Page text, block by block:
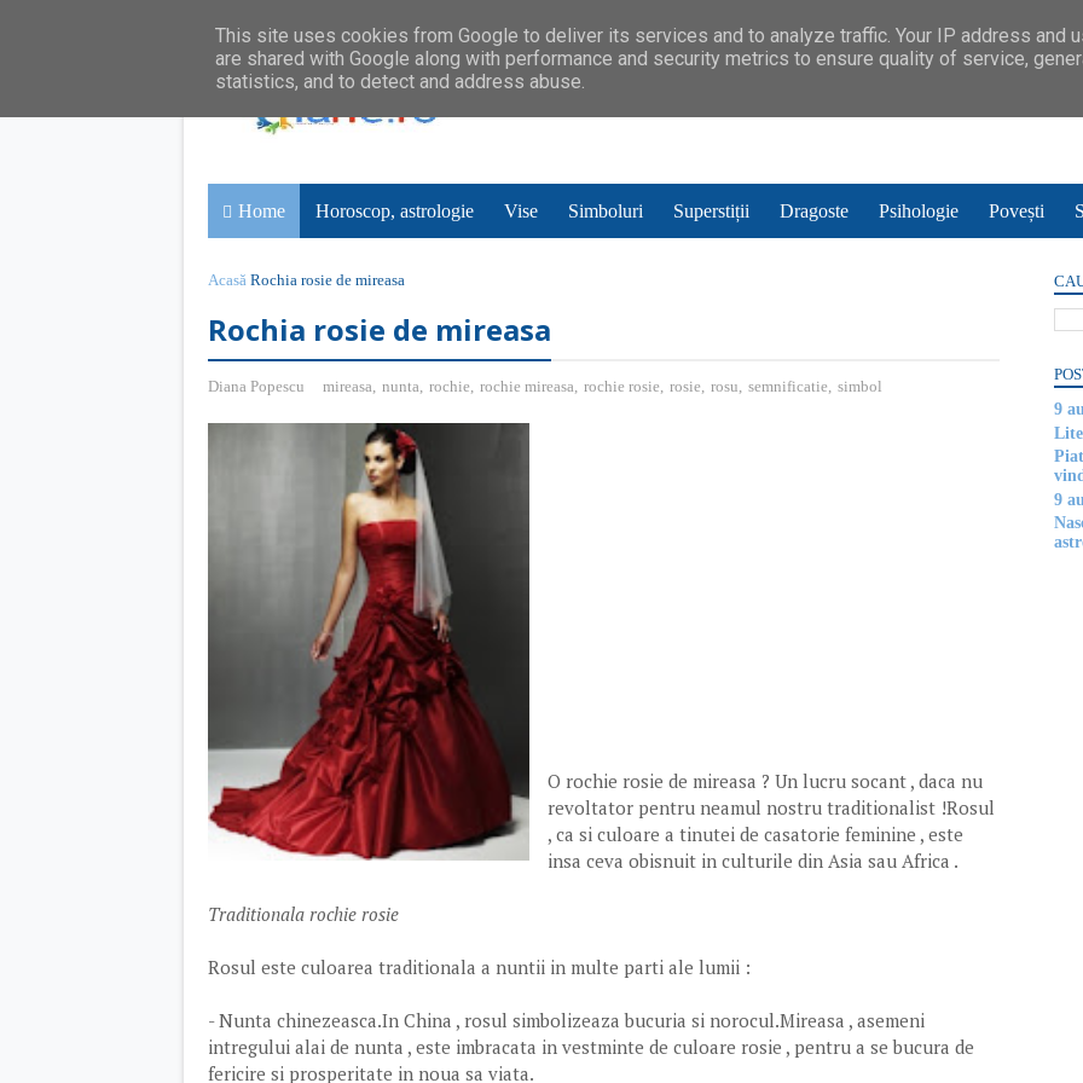
Home Horoscop, astrologie Vise Simboluri Superstiții Dragoste Psihologie Povești
Acasă Rochia rosie de mireasa
Rochia rosie de mireasa
Diana Popescu mireasa, nunta, rochie, rochie mireasa, rochie rosie, rosie, rosu, semnificatie, simbol
O rochie rosie de mireasa ? Un lucru socant , daca nu
revoltator pentru neamul nostru traditionalist !Rosul
, ca si culoare a tinutei de casatorie feminine , este
insa ceva obisnuit in culturile din Asia sau Africa .
Traditionala rochie rosie
Rosul este culoarea traditionala a nuntii in multe parti ale lumii :
- Nunta chinezeasca.In China , rosul simbolizeaza bucuria si norocul.Mireasa , asemeni
intregului alai de nunta , este imbracata in vestminte de culoare rosie , pentru a se bucura de
fericire si prosperitate in noua sa viata.
9
9
This site uses cookies from Google to deliver its services and to analyze traffic. Your IP address and
are shared with Google along with performance and security metrics to ensure quality of service,
statistics, and to detect and address abuse.